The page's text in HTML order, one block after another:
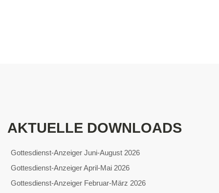
AKTUELLE DOWNLOADS
Gottesdienst-Anzeiger Juni-August 2026
Gottesdienst-Anzeiger April-Mai 2026
Gottesdienst-Anzeiger Februar-März 2026